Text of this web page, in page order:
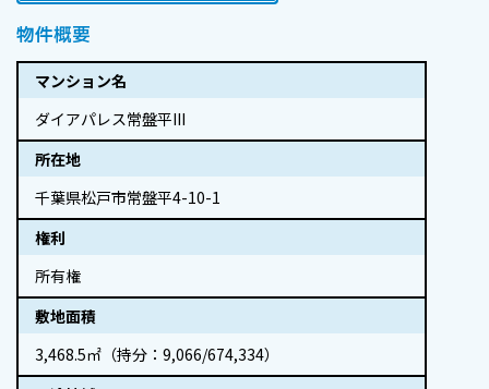
物件概要
マンション名
ダイアパレス常盤平III
所在地
千葉県松戸市常盤平4-10-1
権利
所有権
敷地面積
3,468.5㎡（持分：9,066/674,334）